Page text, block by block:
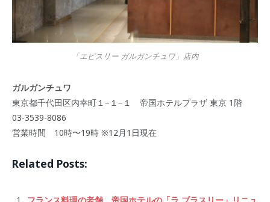
「エピスリー ガルガンチュワ」店内
ガルガンチュワ
東京都千代田区内幸町１−１−１ 帝国ホテルプラザ 東京 1階
03-3539-8086
営業時間 10時〜19時 ※12月1日現在
Related Posts:
フランス料理の老舗 帝国ホテルの「ラ ブラスリー」リニュ